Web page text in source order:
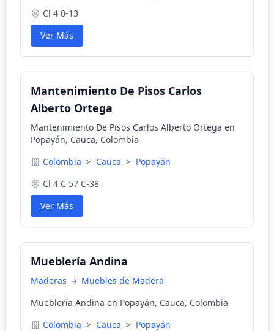
Cl 4 0-13
Ver Más
Mantenimiento De Pisos Carlos
Alberto Ortega
Mantenimiento De Pisos Carlos Alberto Ortega en
Popayán, Cauca, Colombia
Colombia > Cauca > Popayán
Cl 4 C 57 C-38
Ver Más
Mueblería Andina
Maderas
Muebles de Madera
Mueblería Andina en Popayán, Cauca, Colombia
Colombia > Cauca > Popayán